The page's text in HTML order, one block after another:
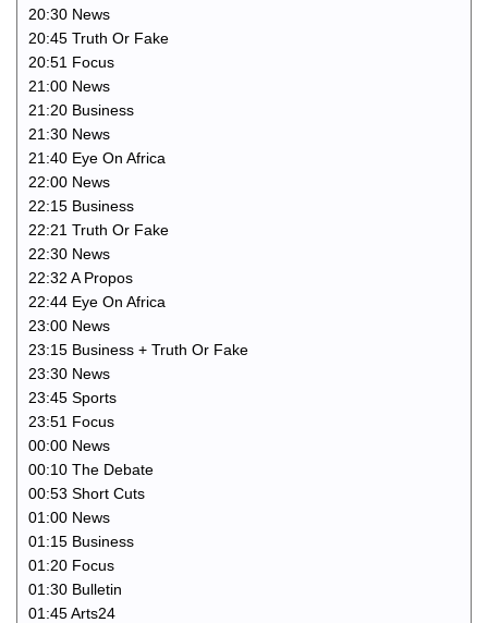
20:30 News
20:45 Truth Or Fake
20:51 Focus
21:00 News
21:20 Business
21:30 News
21:40 Eye On Africa
22:00 News
22:15 Business
22:21 Truth Or Fake
22:30 News
22:32 A Propos
22:44 Eye On Africa
23:00 News
23:15 Business + Truth Or Fake
23:30 News
23:45 Sports
23:51 Focus
00:00 News
00:10 The Debate
00:53 Short Cuts
01:00 News
01:15 Business
01:20 Focus
01:30 Bulletin
01:45 Arts24